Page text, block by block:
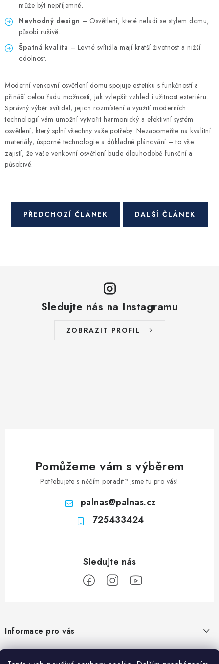
může být nepříjemné.
Nevhodný design – Osvětlení, které neladí se stylem domu,
působí rušivě.
Špatná kvalita – Levné svítidla mají kratší životnost a nižší
odolnost.
Moderní venkovní osvětlení domu spojuje estetiku s funkčností a
přináší celou řadu možností, jak vylepšit vzhled i užitnost exteriéru.
Správný výběr svítidel, jejich rozmístění a využití moderních
technologií vám umožní vytvořit harmonický a efektivní systém
osvětlení, který splní všechny vaše potřeby. Nezapomeňte na kvalitní
materiály, úsporné technologie a důkladné plánování – to vše
zajistí, že vaše venkovní osvětlení bude dlouhodobě funkční a
působivé.
PŘEDCHOZÍ ČLÁNEK DALŠÍ ČLÁNEK
Sledujte nás na Instagramu
ZOBRAZIT PROFIL
Pomůžeme vám s výběrem
Potřebujete s něčím poradit? Jsme tu pro vás!
palnas@palnas.cz
725433424
p
a
Informace pro vás
Obchodní podmínky